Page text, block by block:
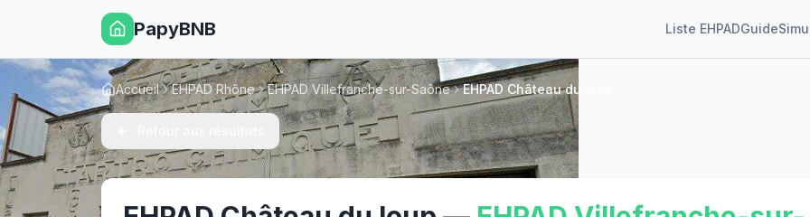
PapyBNB Liste EHPADGuide
Accueil EHPAD Rhône EHPAD Villefranche-sur-Saône EHPAD Château du loup